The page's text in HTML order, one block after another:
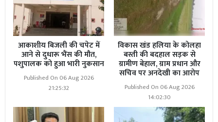
आकाशीय बिजली की चपेट में
आने से दुधारू भैंस की मौत,
पशुपालक को हुआ भारी नुकसान
Published On 06 Aug 2026
21:25:32
विकास खंड हलिया के कोलहा
बस्ती की बदहाल सड़क से
ग्रामीण बेहाल, ग्राम प्रधान और
सचिव पर अनदेखी का आरोप
Published On 06 Aug 2026
14:02:30